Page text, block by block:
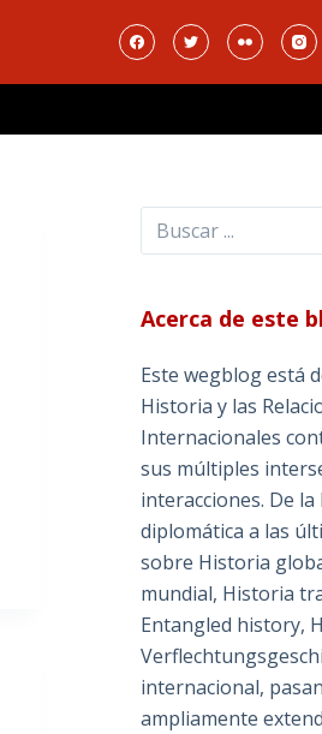
Buscar
Acerca de este
Este wegblog está
Historia y las
Internacionales
sus múltiples
interacciones. De
diplomática a las
sobre Historia
mundial, Historia
Entangled history,
internacional,
ampliamente